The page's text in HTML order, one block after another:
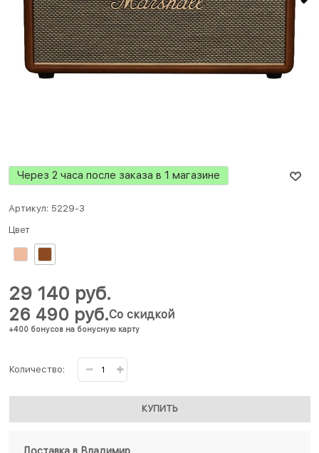
Через 2 часа после заказа в 1 магазине
Артикул: 5229-3
Цвет
26 490 руб.
+400 бонусов на бонусную карту
Со скидкой
29 140 руб.
Количество:
КУПИТЬ